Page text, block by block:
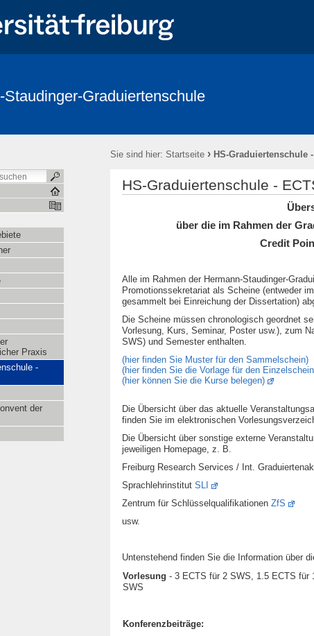
Staudinger-Graduiertenschule
Sie sind hier: Startseite › HS-Graduiertenschule
Praxis
-
der
HS-Graduiertenschule -
über die im Rahmen der
Credit
Alle im Rahmen der Hermann-Staudinger-
Promotionssekretariat als Scheine (entweder
gesammelt bei Einreichung der Dissertation)
Die Scheine müssen chronologisch geordnet
Vorlesung, Kurs, Seminar, Poster usw.), zum
SWS) und Semester enthalten.
(hier finden Sie Muster für den Sammelschein)
(hier finden Sie die Vorlage für den
(hier können Sie die Kurse belegen)
Die Übersicht über das aktuelle
finden Sie im elektronischen
Die Übersicht über sonstige externe
jeweiligen Homepage, z. B.
Freiburg Research Services / Int.
Sprachlehrinstitut SLI
Zentrum für Schlüsselqualifikationen ZfS
usw.
Untenstehend finden Sie die Information über
Vorlesung - 3 ECTS für 2 SWS, 1.5 ECTS für
SWS
Konferenzbeiträge: